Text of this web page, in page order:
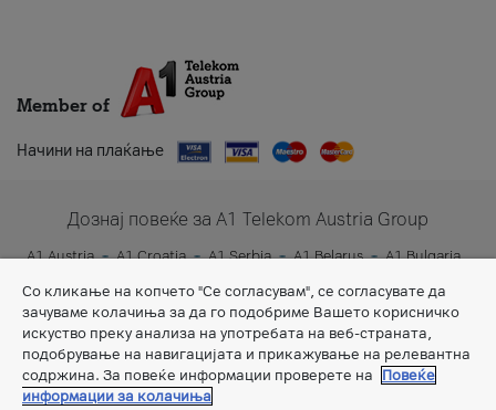
Member of
Начини на плаќање
Дознај повеќе за A1 Telekom Austria Group
A1 Austria A1 Croatia A1 Serbia A1 Belarus
A1 Bulgaria
A1 Slovenia
A1 Digital
Со кликање на копчето "Се согласувам", се согласувате да
зачуваме колачиња за да го подобриме Вашето корисничко
искуство преку анализа на употребата на веб-страната,
подобрување на навигацијата и прикажување на релевантна
содржина. За повеќе информации проверете на
Повеќе
информации за колачиња